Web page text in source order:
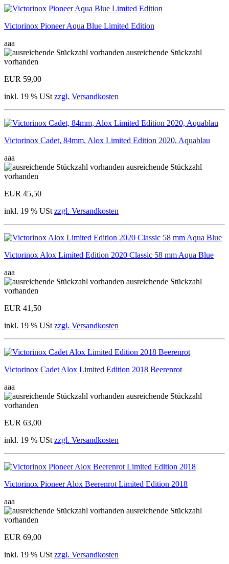
Victorinox Pioneer Aqua Blue Limited Edition
aaa
ausreichende Stückzahl
vorhanden
EUR 59,00
inkl. 19 % USt zzgl. Versandkosten
Victorinox Cadet, 84mm, Alox Limited Edition 2020, Aquablau
aaa
ausreichende Stückzahl
vorhanden
EUR 45,50
inkl. 19 % USt zzgl. Versandkosten
Victorinox Alox Limited Edition 2020 Classic 58 mm Aqua Blue
aaa
ausreichende Stückzahl
vorhanden
EUR 41,50
inkl. 19 % USt zzgl. Versandkosten
Victorinox Cadet Alox Limited Edition 2018 Beerenrot
aaa
ausreichende Stückzahl
vorhanden
EUR 63,00
inkl. 19 % USt zzgl. Versandkosten
Victorinox Pioneer Alox Beerenrot Limited Edition 2018
aaa
ausreichende Stückzahl
vorhanden
EUR 69,00
inkl. 19 % USt zzgl. Versandkosten